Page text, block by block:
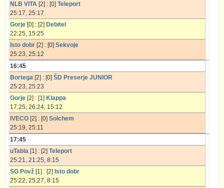
NLB VITA [2] : [0] Teleport
25:17, 25:17
Gorje [0] : [2] Debitel
22:25, 15:25
Isto dobr [2] : [0] Sekvoje
25:23, 25:12
16:45
Bortega [2] : [0] ŠD Preserje JUNIOR
25:23, 25:23
Gorje [2] : [1] Klappa
17:25, 26:24, 15:12
IVECO [2] : [0] Solchem
25:19, 25:11
17:45
uTabla [1] : [2] Teleport
25:21, 21:25, 8:15
SG Povž [1] : [2] Isto dobr
25:22, 25:27, 8:15